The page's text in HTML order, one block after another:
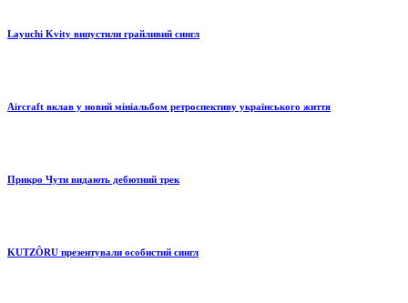
Layuchi Kvity випустили грайливий сингл
Aircraft вклав у новий мініальбом ретроспективу українського життя
Прикро Чути видають дебютний трек
KUTZÔRU презентували особистий сингл